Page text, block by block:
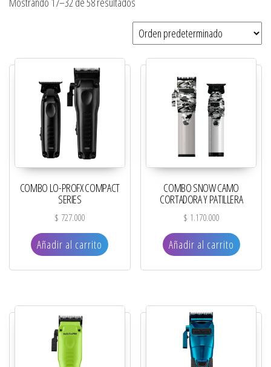
COMBO LO-PROFX COMPACT
SERIES
$ 727.000
Añadir al carrito
COMBO SNOW CAMO
CORTADORA Y PATILLERA
$ 1.170.000
Añadir al carrito